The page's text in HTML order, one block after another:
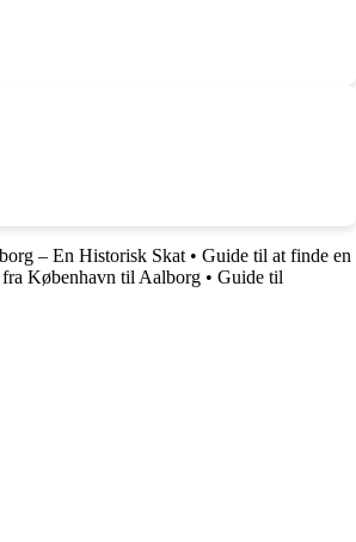
– En Historisk Skat • Guide til at finde en
København til Aalborg • Guide til